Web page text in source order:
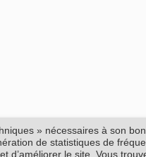
» nécessaires à son
de statistiques de
d’améliorer le site. Vous